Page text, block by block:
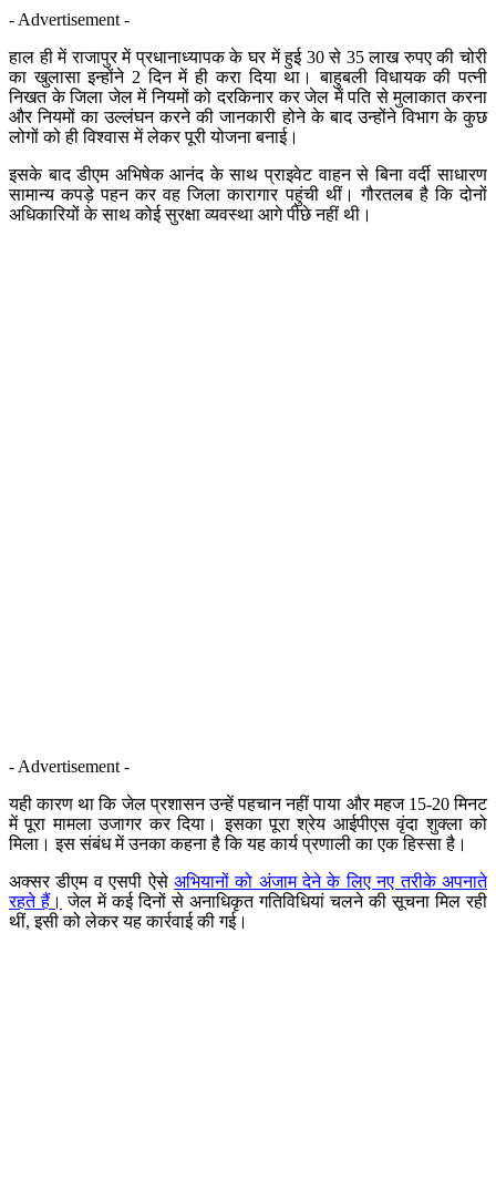
- Advertisement -
हाल ही में राजापुर में प्रधानाध्यापक के घर में हुई 30 से 35 लाख रुपए की चोरी
का खुलासा इन्होंने 2 दिन में ही करा दिया था। बाहुबली विधायक की पत्नी
निखत के जिला जेल में नियमों को दरकिनार कर जेल में पति से मुलाकात करना
और नियमों का उल्लंघन करने की जानकारी होने के बाद उन्होंने विभाग के कुछ
लोगों को ही विश्वास में लेकर पूरी योजना बनाई।
इसके बाद डीएम अभिषेक आनंद के साथ प्राइवेट वाहन से बिना वर्दी साधारण
सामान्य कपड़े पहन कर वह जिला कारागार पहुंची थीं। गौरतलब है कि दोनों
अधिकारियों के साथ कोई सुरक्षा व्यवस्था आगे पीछे नहीं थी।
- Advertisement -
यही कारण था कि जेल प्रशासन उन्हें पहचान नहीं पाया और महज 15-20 मिनट
में पूरा मामला उजागर कर दिया। इसका पूरा श्रेय आईपीएस वृंदा शुक्ला को
मिला। इस संबंध में उनका कहना है कि यह कार्य प्रणाली का एक हिस्सा है।
अक्सर डीएम व एसपी ऐसे अभियानों को अंजाम देने के लिए नए तरीके अपनाते
रहते हैं। जेल में कई दिनों से अनाधिकृत गतिविधियां चलने की सूचना मिल रही
थीं, इसी को लेकर यह कार्रवाई की गई।